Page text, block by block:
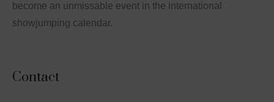
become an unmissable event in the international
showjumping calendar.
Contact